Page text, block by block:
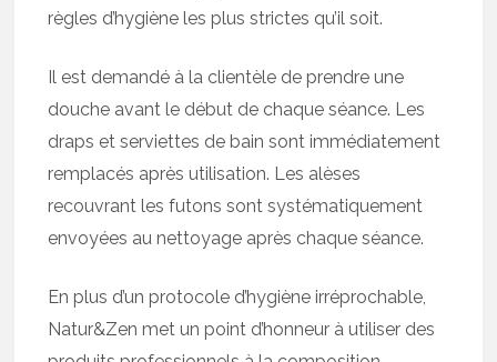
règles d’hygiène les plus strictes qu’il soit.
Il est demandé à la clientèle de prendre une
douche avant le début de chaque séance. Les
draps et serviettes de bain sont immédiatement
remplacés après utilisation. Les alèses
recouvrant les futons sont systématiquement
envoyées au nettoyage après chaque séance.
En plus d’un protocole d’hygiène irréprochable,
Natur&Zen met un point d’honneur à utiliser des